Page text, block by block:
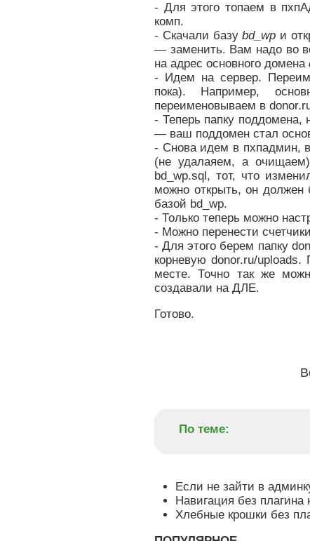
- Для этого топаем в
комп.
- Скачали базуbd_wp и
— заменить. Вам надо во
на адрес основного домена
- Идем на сервер.
пока). Например,
переименовываем в
- Теперь папку
— ваш поддомен стал
- Снова идем в пхпадмин,
(не удалаяем, а
bd_wp.sql, тот, что
можно открыть, он
базой bd_wp.
- Только теперь можно
- Можно перенести
- Для этого берем папку
корневую donor.ru/
месте. Точно так же
создавали на ДЛЕ.
Готово.
По теме:
Если не зайти в
Навигация без
Хлебные крошки без